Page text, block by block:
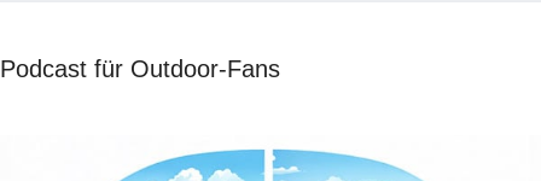
Podcast für Outdoor-Fans